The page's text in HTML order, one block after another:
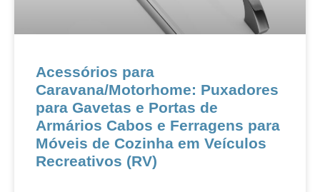
​​​​Acessórios para
Caravana/Motorhome: Puxadores
para Gavetas e Portas de
Armários​​ ​​Cabos e Ferragens para
Móveis de Cozinha em Veículos
Recreativos (RV)​